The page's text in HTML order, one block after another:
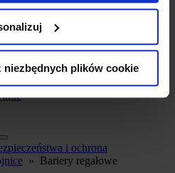
niezbędnych plików cookie
farby
i kulturalne
i ochrona
» Bariery regałowe